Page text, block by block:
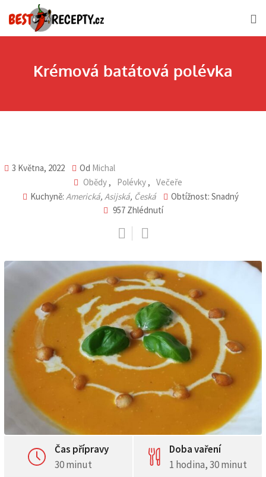
to
Krémová batátová polévka
3 Května, 2022 Od Michal
Obědy , Polévky , Večeře
Kuchyně: Americká, Asijská, Česká
Obtížnost: Snadný
957 Zhlédnutí
Čas přípravy
30 minut
Doba vaření
1 hodina, 30 minut